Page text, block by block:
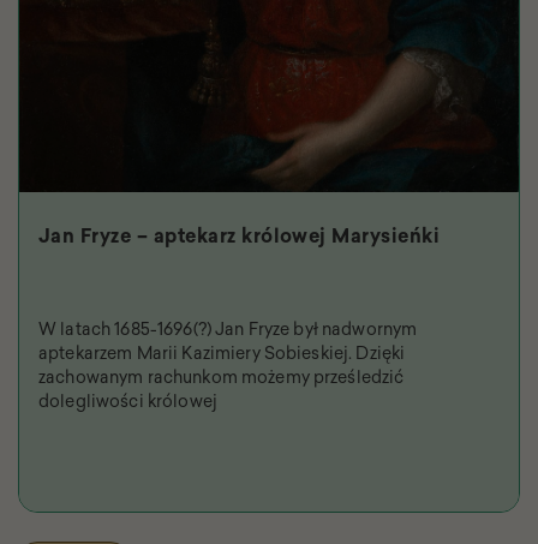
Jan Fryze – aptekarz królowej Marysieńki
W latach 1685-1696(?) Jan Fryze był nadwornym
aptekarzem Marii Kazimiery Sobieskiej. Dzięki
zachowanym rachunkom możemy prześledzić
dolegliwości królowej